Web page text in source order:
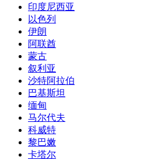
印度尼西亚
以色列
伊朗
阿联酋
蒙古
叙利亚
沙特阿拉伯
巴基斯坦
缅甸
马尔代夫
科威特
黎巴嫩
卡塔尔